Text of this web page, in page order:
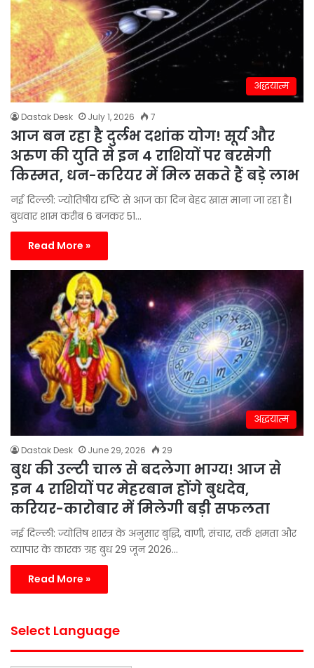
अद्धयात्म
Dastak Desk July 1, 2026 7
आज बन रहा है दुर्लभ दशांक योग! सूर्य और
अरुण की युति से इन 4 राशियों पर बरसेगी
किस्मत, धन-करियर में मिल सकते हैं बड़े लाभ
नई दिल्ली: ज्योतिषीय दृष्टि से आज का दिन बेहद खास माना जा रहा है।
बुधवार शाम करीब 6 बजकर 51…
Read More »
अद्धयात्म
Dastak Desk June 29, 2026 29
बुध की उल्टी चाल से बदलेगा भाग्य! आज से
इन 4 राशियों पर मेहरबान होंगे बुधदेव,
करियर-कारोबार में मिलेगी बड़ी सफलता
नई दिल्ली: ज्योतिष शास्त्र के अनुसार बुद्धि, वाणी, संचार, तर्क क्षमता और
व्यापार के कारक ग्रह बुध 29 जून 2026…
Read More »
Select Language